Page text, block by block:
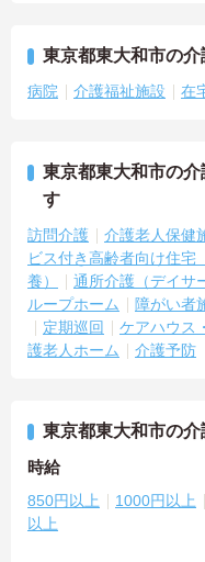
東京都東大和市の
病院 介護福祉施設 在
東京都東大和市の
す
訪問介護 介護老人保健
ビス付き高齢者向け住宅
養）
通所介護（デイサ
ループホーム
障がい者
定期巡回
ケアハウス
護老人ホーム
介護予防
東京都東大和市の
時給
850円以上 1000円以上
以上